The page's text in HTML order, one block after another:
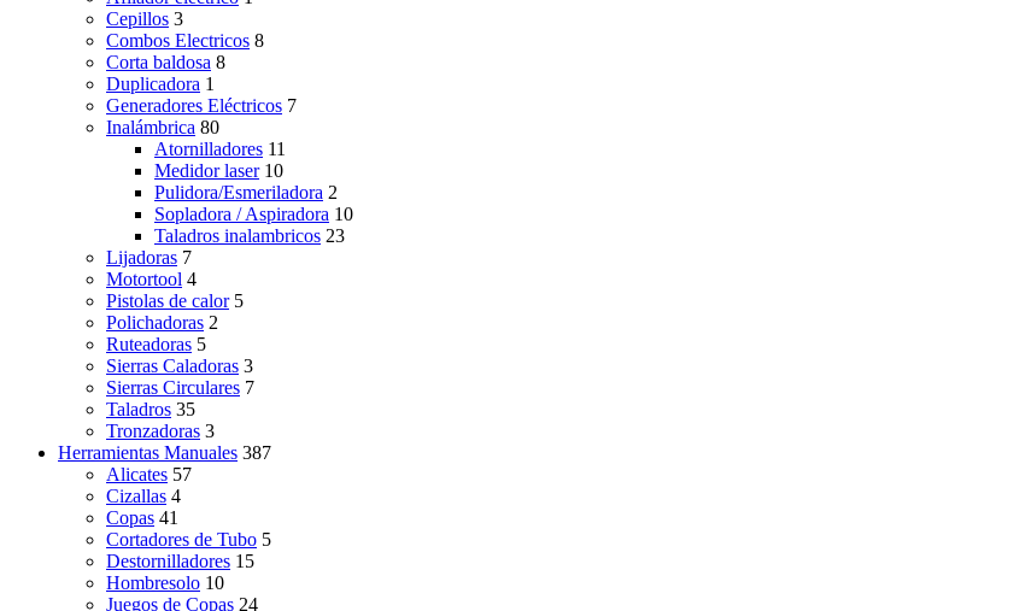
Cepillos 3
Combos Electricos 8
Corta baldosa 8
Duplicadora 1
Generadores Eléctricos 7
Inalámbrica 80
Atornilladores 11
Medidor laser 10
Pulidora/Esmeriladora 2
Sopladora / Aspiradora 10
Taladros inalambricos 23
Lijadoras 7
Motortool 4
Pistolas de calor 5
Polichadoras 2
Ruteadoras 5
Sierras Caladoras 3
Sierras Circulares 7
Taladros 35
Tronzadoras 3
Herramientas Manuales 387
Alicates 57
Cizallas 4
Copas 41
Cortadores de Tubo 5
Destornilladores 15
Hombresolo 10
Juegos de Copas 24